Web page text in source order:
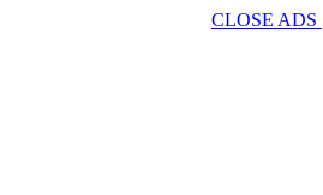
CLOSE ADS